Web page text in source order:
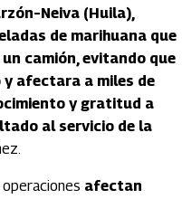
(Huila),
de marihuana que
camión, evitando que
afectara a miles de
y gratitud a
al servicio de la
afectan